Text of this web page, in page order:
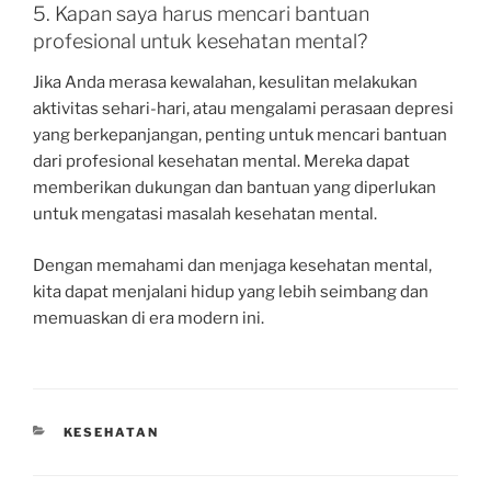
5. Kapan saya harus mencari bantuan
profesional untuk kesehatan mental?
Jika Anda merasa kewalahan, kesulitan melakukan
aktivitas sehari-hari, atau mengalami perasaan depresi
yang berkepanjangan, penting untuk mencari bantuan
dari profesional kesehatan mental. Mereka dapat
memberikan dukungan dan bantuan yang diperlukan
untuk mengatasi masalah kesehatan mental.
Dengan memahami dan menjaga kesehatan mental,
kita dapat menjalani hidup yang lebih seimbang dan
memuaskan di era modern ini.
CATEGORIES
KESEHATAN